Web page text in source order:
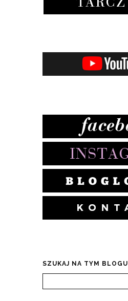
SZUKAJ NA TYM BLOGU